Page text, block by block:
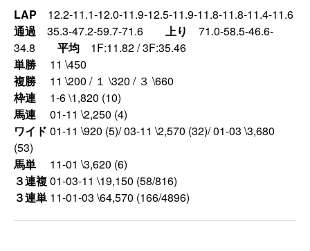
LAP 12.2-11.1-12.0-11.9-12.5-11.9-11.8-11.8-11.4-11.6
通過 35.3-47.2-59.7-71.6 上り 71.0-58.5-46.6-
34.8 平均 1F:11.82 / 3F:35.46
単勝
11 \450
複勝
11 \200 / １ \320 / ３ \660
枠連
1-6 \1,820 (10)
馬連
01-11 \2,250 (4)
ワイド 01-11 \920 (5)/ 03-11 \2,570 (32)/ 01-03 \3,680
(53)
馬単
11-01 \3,620 (6)
３連複01-03-11 \19,150 (58/816)
３連単 11-01-03 \64,570 (166/4896)